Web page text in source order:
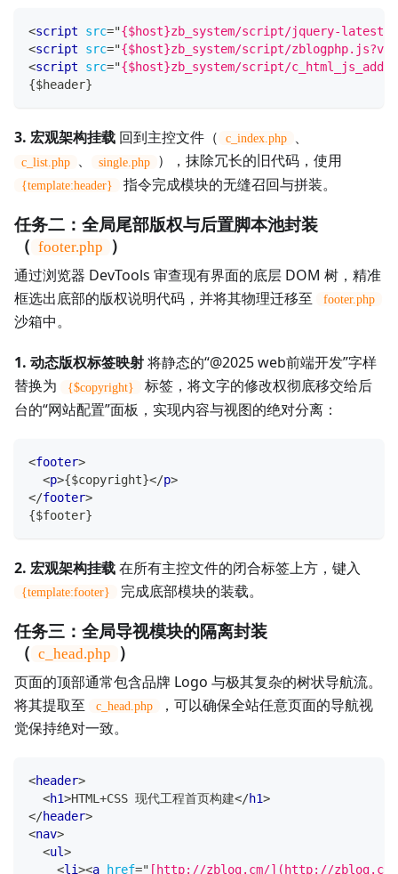
<script src="{$host}zb_system/script/jquery-
<script src="{$host}zb_system/script/
<script src="{$host}zb_system/script/
{$header}
3. 宏观架构挂载 回到主控文件（ c_index.php 、
c_list.php 、 single.php ），抹除冗长的旧代码，使用
{template:header} 指令完成模块的无缝召回与拼装。
任务二：全局尾部版权与后置脚本池封装
（ footer.php ）
通过浏览器 DevTools 审查现有界面的底层 DOM 树，精准
框选出底部的版权说明代码，并将其物理迁移至
footer.php
沙箱中。
1. 动态版权标签映射将静态的“@2025 web前端开发”字样
替换为
{$copyright}
标签，将文字的修改权彻底移交给后
台的“网站配置”面板，实现内容与视图的绝对分离：
<footer>
<p>{$copyright}</p>
</footer>
{$footer}
2. 宏观架构挂载在所有主控文件的闭合标签上方，键入
{template:footer} 完成底部模块的装载。
任务三：全局导视模块的隔离封装
（ c_head.php ）
页面的顶部通常包含品牌 Logo 与极其复杂的树状导航流。
将其提取至
c_head.php
，可以确保全站任意页面的导航视
觉保持绝对一致。
<header>
<h1>HTML+CSS 现代工程首页构建</h1>
</header>
<nav>
<ul>
<li><a href=" [http://zblog.cm/](http://